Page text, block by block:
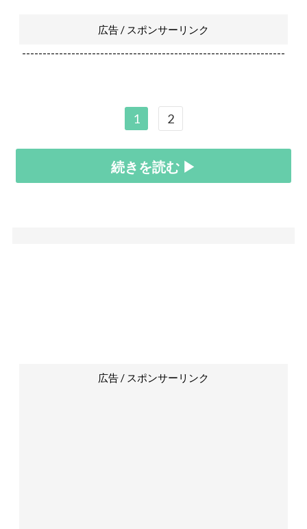
広告 / スポンサーリンク
----------------------------------------------------------------
1 2
続きを読む ▶
広告 / スポンサーリンク